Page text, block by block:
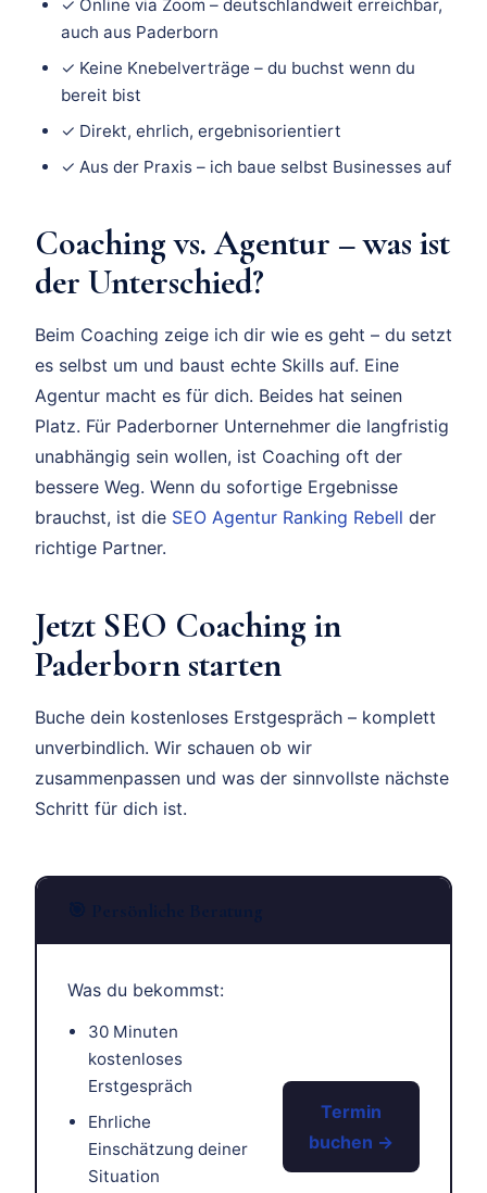
✓ Online via Zoom – deutschlandweit erreichbar,
auch aus Paderborn
✓ Keine Knebelverträge – du buchst wenn du
bereit bist
✓ Direkt, ehrlich, ergebnisorientiert
✓ Aus der Praxis – ich baue selbst Businesses auf
Coaching vs. Agentur – was ist
der Unterschied?
Beim Coaching zeige ich dir wie es geht – du setzt
es selbst um und baust echte Skills auf. Eine
Agentur macht es für dich. Beides hat seinen
Platz. Für Paderborner Unternehmer die langfristig
unabhängig sein wollen, ist Coaching oft der
bessere Weg. Wenn du sofortige Ergebnisse
brauchst, ist die SEO Agentur Ranking Rebell der
richtige Partner.
Jetzt SEO Coaching in
Paderborn starten
Buche dein kostenloses Erstgespräch – komplett
unverbindlich. Wir schauen ob wir
zusammenpassen und was der sinnvollste nächste
Schritt für dich ist.
Was du bekommst:
30 Minuten
kostenloses
Erstgespräch
Ehrliche
Einschätzung deiner
Situation
Termin
buchen →